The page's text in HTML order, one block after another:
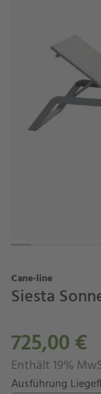
Cane-line
Siesta
725,00 €
Enthält 19%
Ausführung